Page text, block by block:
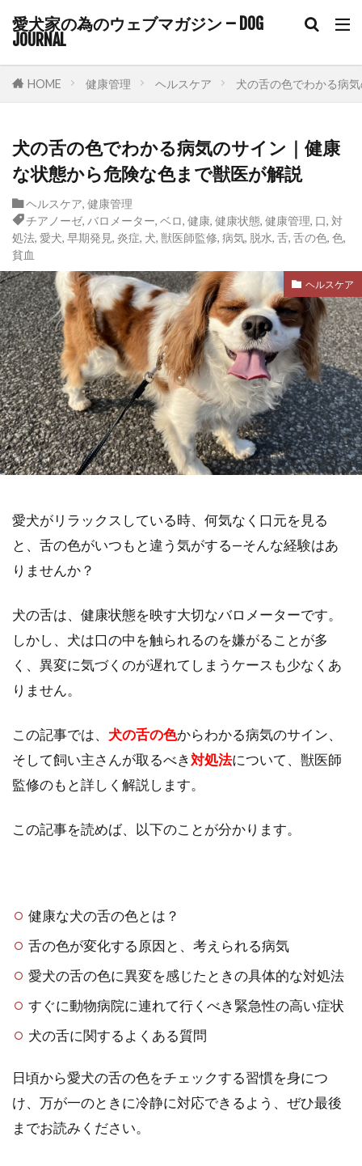
愛犬家の為のウェブマガジン – DOG
JOURNAL
HOME 健康管理 ヘルスケア 犬の舌の色でわかる病
犬の舌の色でわかる病気のサイン｜健康
な状態から危険な色まで獣医が解説
ヘルスケア, 健康管理
チアノーゼ, バロメーター, ベロ, 健康, 健康状態, 健康管理, 口, 対
処法, 愛犬, 早期発見, 炎症, 犬, 獣医師監修, 病気, 脱水, 舌, 舌の色, 色,
貧血
ヘルスケア
愛犬がリラックスしている時、何気なく口元を見る
と、舌の色がいつもと違う気がする—そんな経験はあ
りませんか？
犬の舌は、健康状態を映す大切なバロメーターです。
しかし、犬は口の中を触られるのを嫌がることが多
く、異変に気づくのが遅れてしまうケースも少なくあ
りません。
この記事では、 犬の舌の色からわかる病気のサイン、
そして飼い主さんが取るべき対処法について、獣医師
監修のもと詳しく解説します。
この記事を読めば、以下のことが分かります。
健康な犬の舌の色とは？
舌の色が変化する原因と、考えられる病気
愛犬の舌の色に異変を感じたときの具体的な対処法
すぐに動物病院に連れて行くべき緊急性の高い症状
犬の舌に関するよくある質問
日頃から愛犬の舌の色をチェックする習慣を身につ
け、万が一のときに冷静に対応できるよう、ぜひ最後
までお読みください。